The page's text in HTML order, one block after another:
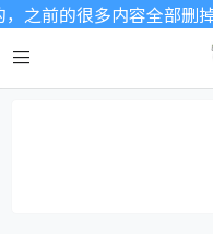
之前的很多内容全部删